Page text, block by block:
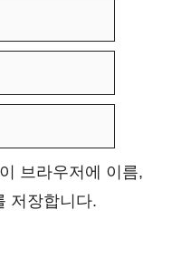
브라우저에 이름,
저장합니다.